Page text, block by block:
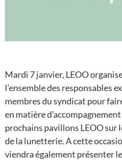
Mardi 7 janvier, LEOO
l’ensemble des responsables
membres du syndicat pour
en matière
prochains pavillons LEOO
de la lunetterie. A cette
viendra également présenter